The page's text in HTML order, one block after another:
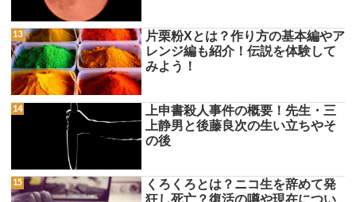
片栗粉Xとは？作り方の基本編やア
レンジ編も紹介！伝説を体験して
みよう！
上申書殺人事件の概要！先生・三
上静男と後藤良次の生い立ちやそ
の後
くろくろとは？ニコ生を辞めて発
狂し死亡？復活の噂や現在につい